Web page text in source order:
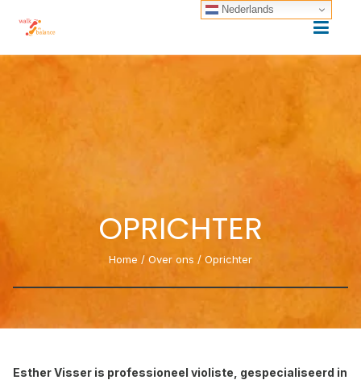
OPRICHTER
Home / Over ons / Oprichter
Esther Visser is professioneel violiste, gespecialiseerd in
Nederlands